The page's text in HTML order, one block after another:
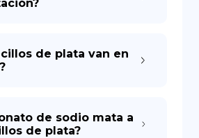
de plata van en
de sodio mata a
de plata?